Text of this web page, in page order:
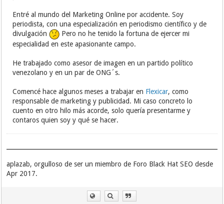
Entré al mundo del Marketing Online por accidente. Soy
periodista, con una especialización en periodismo científico y de
divulgación
Pero no he tenido la fortuna de ejercer mi
especialidad en este apasionante campo.
He trabajado como asesor de imagen en un partido político
venezolano y en un par de ONG´s.
Comencé hace algunos meses a trabajar en Flexicar, como
responsable de marketing y publicidad. Mi caso concreto lo
cuento en otro hilo más acorde, solo quería presentarme y
contaros quien soy y qué se hacer.
aplazab, orgulloso de ser un miembro de Foro Black Hat SEO desde
Apr 2017.